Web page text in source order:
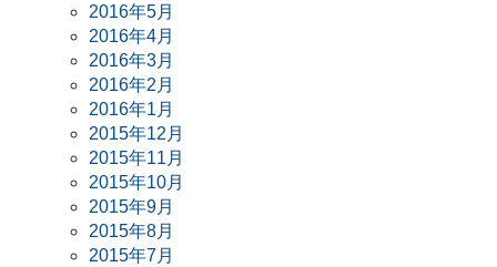
2016年5月
2016年4月
2016年3月
2016年2月
2016年1月
2015年12月
2015年11月
2015年10月
2015年9月
2015年8月
2015年7月